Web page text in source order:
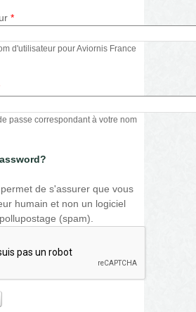
*
d'utilisateur pour Aviornis France
passe correspondant à votre nom
de s'assurer que vous
humain et non un logiciel
(spam).